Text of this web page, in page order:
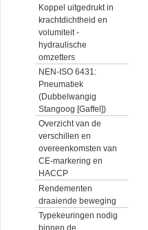
Koppel uitgedrukt in
krachtdichtheid en
volumiteit -
hydraulische
omzetters
NEN-ISO 6431:
Pneumatiek
(Dubbelwangig
Stangoog [Gaffel])
Overzicht van de
verschillen en
overeenkomsten van
CE-markering en
HACCP
Rendementen
draaiende beweging
Typekeuringen nodig
binnen de